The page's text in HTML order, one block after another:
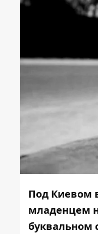
Под Киевом
младенцем
буквальном